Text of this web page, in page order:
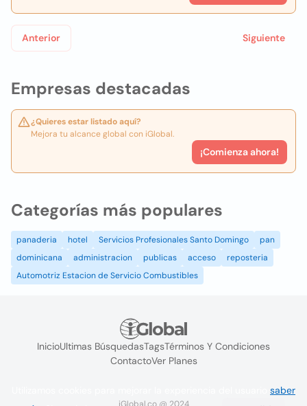
Empresas destacadas
¿Quieres estar listado aquí?
Mejora tu alcance global con iGlobal.
¡Comienza ahora!
Anterior Siguiente
Categorías más populares
panaderia hotel Servicios Profesionales Santo Domingo
pan
dominicana
administracion publicas acceso
reposteria
Automotriz Estacion de Servicio Combustibles
InicioUltimas BúsquedasTagsTérminos Y Condiciones
ContactoVer Planes
iGlobal.co @ 2024
saber